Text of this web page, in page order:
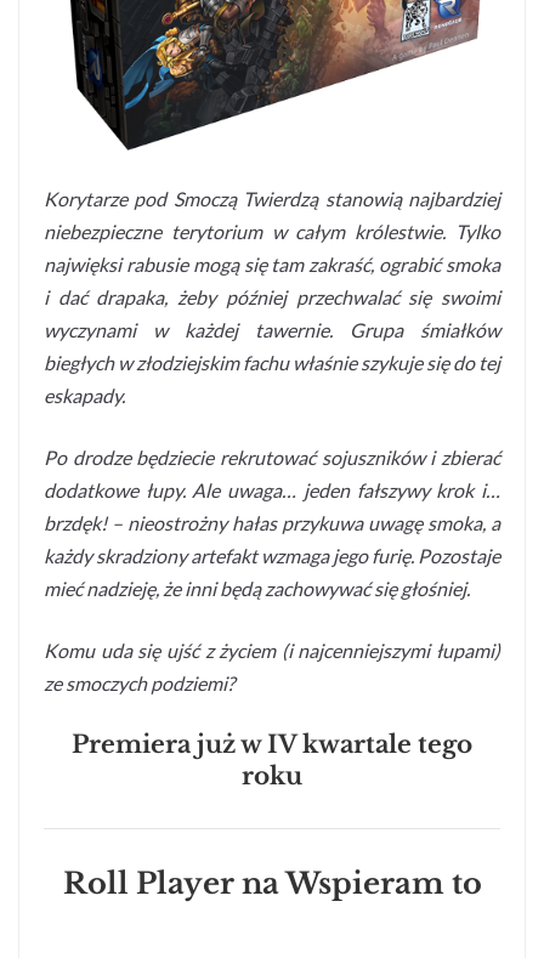
Korytarze pod Smoczą Twierdzą stanowią najbardziej
niebezpieczne terytorium w całym królestwie. Tylko
najwięksi rabusie mogą się tam zakraść, ograbić smoka
i dać drapaka, żeby później przechwalać się swoimi
wyczynami w każdej tawernie. Grupa śmiałków
biegłych w złodziejskim fachu właśnie szykuje się do tej
eskapady.
Po drodze będziecie rekrutować sojuszników i zbierać
dodatkowe łupy. Ale uwaga… jeden fałszywy krok i…
brzdęk! – nieostrożny hałas przykuwa uwagę smoka, a
każdy skradziony artefakt wzmaga jego furię. Pozostaje
mieć nadzieję, że inni będą zachowywać się głośniej.
Komu uda się ujść z życiem (i najcenniejszymi łupami)
ze smoczych podziemi?
Premiera już w IV kwartale tego
roku
Roll Player na Wspieram to